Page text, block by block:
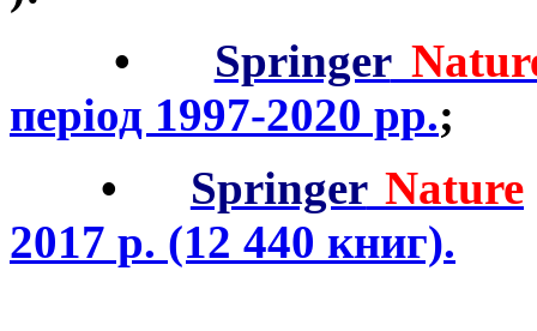
•
Springer
період 1997-2020 рр.;
• Springer Nature
2017 р. (12 440 книг).